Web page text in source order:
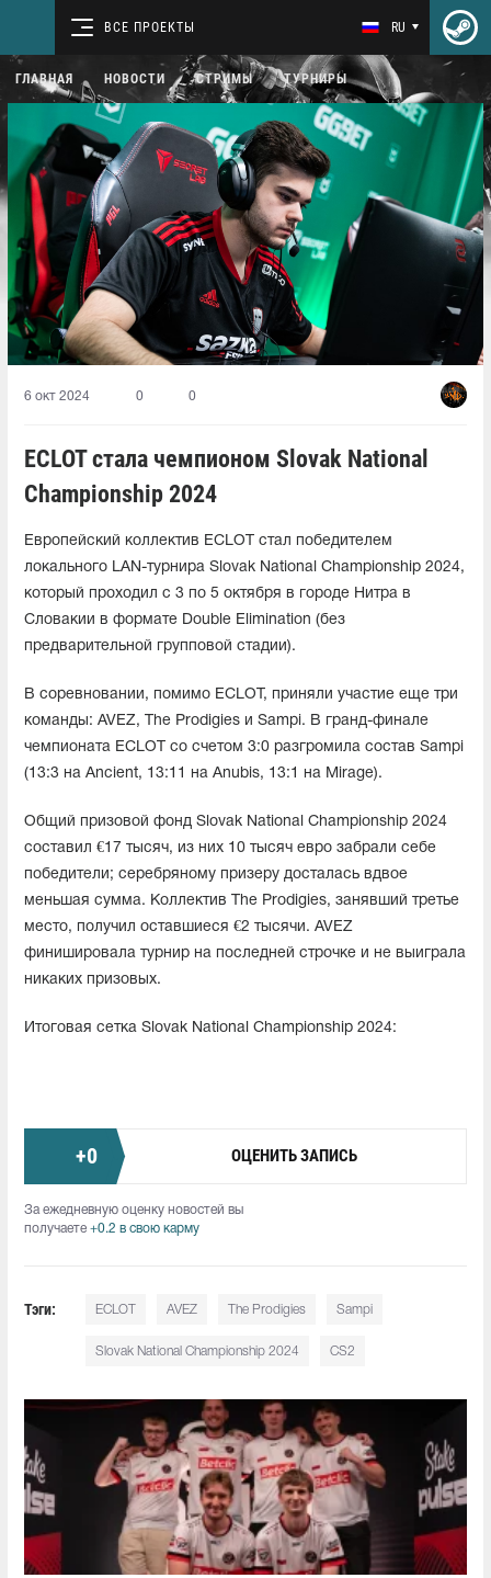
ВСЕ ПРОЕКТЫ RU
ГЛАВНАЯ НОВОСТИ СТРИМЫ ТУРНИРЫ
6 окт 2024 0 0
ECLOT стала чемпионом Slovak National
Championship 2024
Европейский коллектив ECLOT стал победителем
локального LAN-турнира Slovak National Championship 2024,
который проходил с 3 по 5 октября в городе Нитра в
Словакии в формате Double Elimination (без
предварительной групповой стадии).
В соревновании, помимо ECLOT, приняли участие еще три
команды: AVEZ, The Prodigies и Sampi. В гранд-финале
чемпионата ECLOT со счетом 3:0 разгромила состав Sampi
(13:3 на Ancient, 13:11 на Anubis, 13:1 на Mirage).
Общий призовой фонд Slovak National Championship 2024
составил €17 тысяч, из них 10 тысяч евро забрали себе
победители; серебряному призеру досталась вдвое
меньшая сумма. Коллектив The Prodigies, занявший третье
место, получил оставшиеся €2 тысячи. AVEZ
финишировала турнир на последней строчке и не выиграла
никаких призовых.
Итоговая сетка Slovak National Championship 2024:
+0 ОЦЕНИТЬ ЗАПИСЬ
За ежедневную оценку новостей вы
получаете +0.2 в свою карму
Тэги: ECLOT AVEZ The Prodigies Sampi
Slovak National Championship 2024 CS2